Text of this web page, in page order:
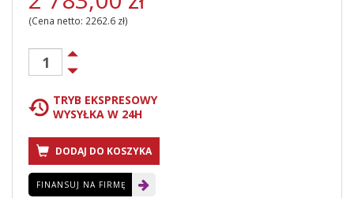
(Cena netto: 2262.6 zł)
TRYB EKSPRESOWY
WYSYŁKA W 24H
DODAJ DO KOSZYKA
FINANSUJ NA FIRMĘ